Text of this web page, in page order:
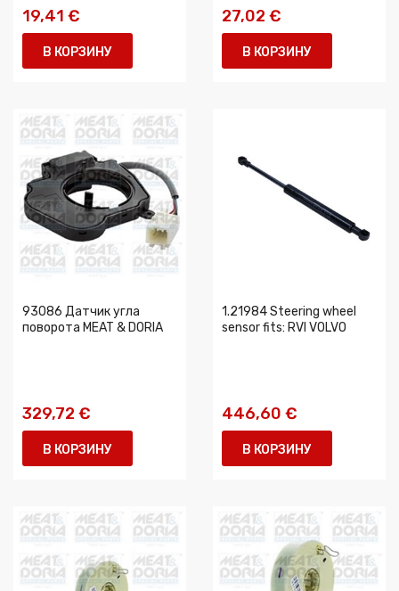
19,41 €
В КОРЗИНУ
27,02 €
В КОРЗИНУ
93086 Датчик угла
поворота MEAT & DORIA
329,72 €
В КОРЗИНУ
1.21984 Steering wheel
sensor fits: RVI VOLVO
446,60 €
В КОРЗИНУ